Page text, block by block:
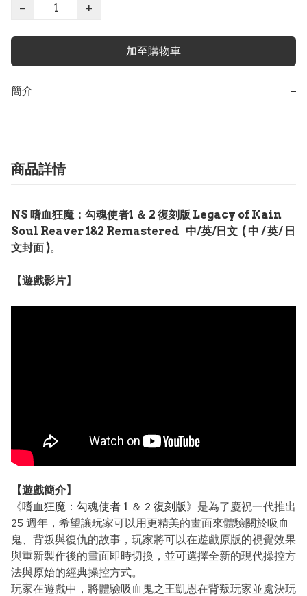
−
+
加至購物車
簡介 −
商品詳情
NS 嗜血狂魔：勾魂使者1 ＆ 2 復刻版 Legacy of Kain
Soul Reaver 1&2 Remastered 中/英/日文 ( 中 / 英/ 日
文封面 )。
【遊戲影片】
【遊戲簡介】
《嗜血狂魔：勾魂使者 1 ＆ 2 復刻版》是為了慶祝一代推出
25 週年，希望讓玩家可以用更精美的畫面來體驗關於吸血
鬼、背叛與復仇的故事，玩家將可以在遊戲原版的視覺效果
與重新製作後的畫面即時切換，並可選擇全新的現代操控方
法與原始的經典操控方式。
玩家在遊戲中，將體驗吸血鬼之王凱恩在背叛玩家並處決玩